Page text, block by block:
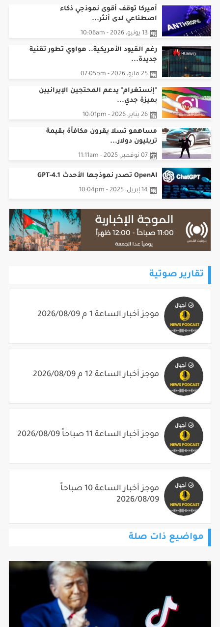
أميركا توقف أقوى نموذجي ذكاء
اصطناعي لدى أنثر...
13 يونيو، 2026 - 10:06am
رغم القيود الأمريكية.. هواوي تطور تقنية
جديدة...
25 مايو، 2026 - 07:05pm
"إنستغرام" يدعم المحتجين الإيرانيين
بميزة جدي...
26 يناير، 2026 - 10:01pm
مساهمو تسلا يقرون مكافأة بقيمة
تريليون دولار...
07 نوفمبر، 2025 - 11:11am
OpenAI تصدر نموذجها الأحدث GPT-4.1
14 إبريل، 2025 - 10:04pm
تقارير صوتية
موجز أخبار الساعة 1 م 2026/08/09
موجز أخبار الساعة 12 م 2026/08/09
موجز أخبار الساعة 11 صباحاً 2026/08/09
موجز أخبار الساعة 10 صباحاً
2026/08/09
مواضيع ذات صلة